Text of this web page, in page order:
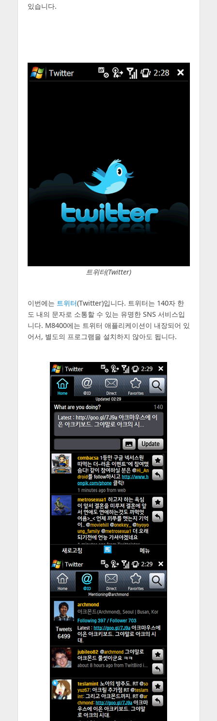
있습니다.
트위터(Twitter)
이번에는 트위터(Twitter)입니다. 트위터는 140자 한
도 내의 문자로 소통할 수 있는 유명한 SNS 서비스입
니다. M8400에는 트위터 애플리케이션이 내장되어 있
어서, 별도의 프로그램을 설치하지 않아도 됩니다.